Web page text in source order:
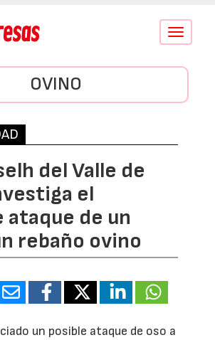
Conmutar
OVINO
del Valle de
el
ataque de un
rebaño ovino
un posible ataque de oso a